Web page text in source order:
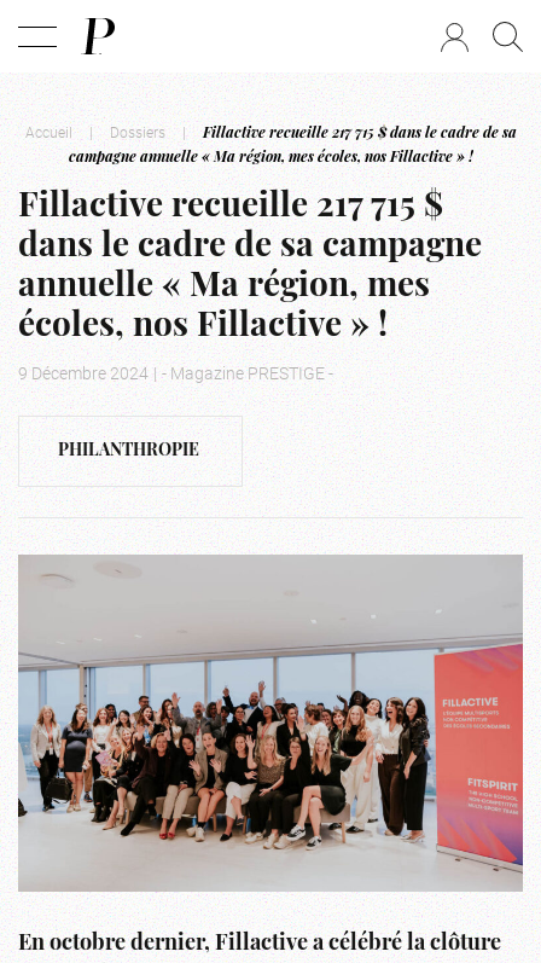
Accueil | Dossiers |
Fillactive recueille 217 715 $ dans le cadre de sa
campagne annuelle « Ma région, mes écoles, nos Fillactive » !
Fillactive recueille 217 715 $
dans le cadre de sa campagne
annuelle « Ma région, mes
écoles, nos Fillactive » !
9 Décembre 2024 | - Magazine PRESTIGE -
PHILANTHROPIE
En octobre dernier, Fillactive a célébré la clôture